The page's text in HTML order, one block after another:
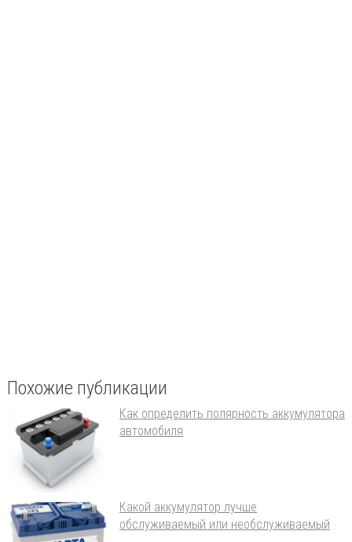
Похожие публикации
Как определить полярность аккумулятора
автомобиля
Какой аккумулятор лучше
обслуживаемый или необслуживаемый